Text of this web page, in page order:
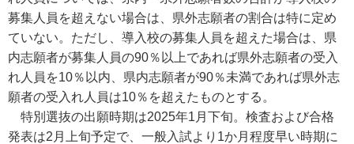
募集人員を超えない場合は、県外志願者の割合は特に定め
ていない。ただし、導入校の募集人員を超えた場合は、県
内志願者が募集人員の90％以上であれば県外志願者の受入
れ人員を10％以内、県内志願者が90％未満であれば県外志
願者の受入れ人員は10％を超えたものとする。
特別選抜の出願時期は2025年1月下旬。検査および合格
発表は2月上旬予定で、一般入試より1か月程度早い時期に